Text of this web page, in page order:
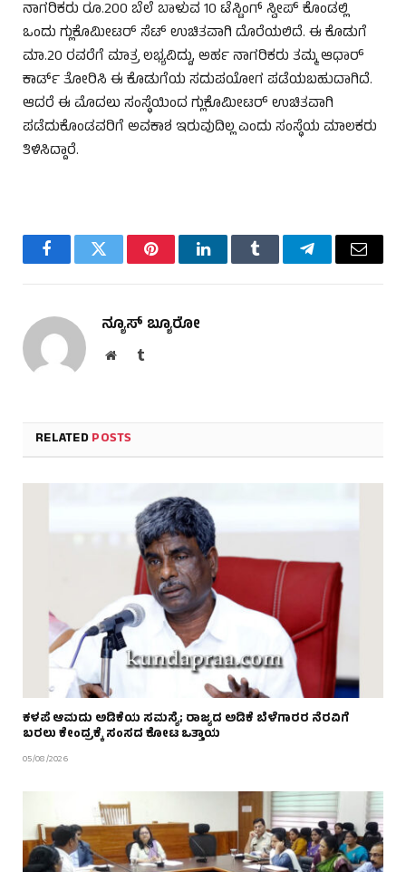
ನಾಗರಿಕರು ರೂ.200 ಬೆಲೆ ಬಾಳುವ 10 ಟೆಸ್ಟಿಂಗ್ ಸ್ವೀಪ್ ಕೊಂಡಲ್ಲಿ
ಒಂದು ಗ್ಲುಕೊಮೀಟರ್ ಸೆಟ್ ಉಚಿತವಾಗಿ ದೊರೆಯಲಿದೆ. ಈ ಕೊಡುಗೆ
ಮಾ.20 ರವರೆಗೆ ಮಾತ್ರ ಲಭ್ಯವಿದ್ದು, ಅರ್ಹ ನಾಗರಿಕರು ತಮ್ಮ ಆಧಾರ್
ಕಾರ್ಡ್ ತೋರಿಸಿ ಈ ಕೊಡುಗೆಯ ಸದುಪಯೋಗ ಪಡೆಯಬಹುದಾಗಿದೆ.
ಆದರೆ ಈ ಮೊದಲು ಸಂಸ್ಥೆಯಿಂದ ಗ್ಲುಕೊಮೀಟರ್ ಉಚಿತವಾಗಿ
ಪಡೆದುಕೊಂಡವರಿಗೆ ಅವಕಾಶ ಇರುವುದಿಲ್ಲ ಎಂದು ಸಂಸ್ಥೆಯ ಮಾಲಕರು
ತಿಳಿಸಿದ್ದಾರೆ.
FacebookTwitter PinterestLinkedInTumblr TelegramEmail
ನ್ಯೂಸ್ ಬ್ಯೂರೋ
WebsiteTumblr
RELATEDPOSTS
ಕಳಪೆ ಆಮದು ಅಡಿಕೆಯ ಸಮಸ್ಯೆ; ರಾಜ್ಯದ ಅಡಿಕೆ ಬೆಳೆಗಾರರ ನೆರವಿಗೆ
ಬರಲು ಕೇಂದ್ರಕ್ಕೆ ಸಂಸದ ಕೋಟ ಒತ್ತಾಯ
05/08/2026